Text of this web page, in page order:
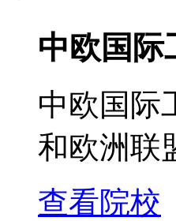
中欧国际
中欧国际
和欧洲联
查看院校